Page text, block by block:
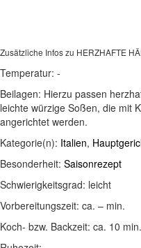
Zusätzliche Infos zu HERZHAFTE
Temperatur: -
Beilagen: Hierzu passen
leichte würzige Soßen, die mit
angerichtet werden.
Kategorie(n): Italien,
Besonderheit: Saisonrezept
Schwierigkeitsgrad: leicht
Vorbereitungszeit: ca. – min.
Koch- bzw. Backzeit: ca. 10 min.